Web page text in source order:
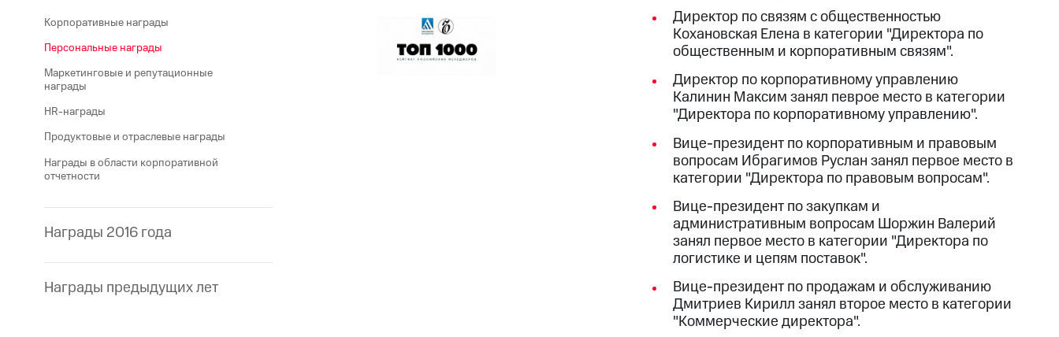
Корпоративные награды
Персональные награды
Маркетинговые и репутационные
награды
HR-награды
Продуктовые и отраслевые награды
Награды в области корпоративной
отчетности
Награды 2016 года
Награды предыдущих лет
Директор по связям с общественностью
Кохановская Елена в категории "Директора по
общественным и корпоративным связям".
Директор по корпоративному управлению
Калинин Максим занял певрое место в категории
"Директора по корпоративному управлению".
Вице-президент по корпоративным и правовым
вопросам Ибрагимов Руслан занял первое место в
категории "Директора по правовым вопросам".
Вице-президент по закупкам и
административным вопросам Шоржин Валерий
занял первое место в категории "Директора по
логистике и цепям поставок".
Вице-президент по продажам и обслуживанию
Дмитриев Кирилл занял второе место в категории
"Коммерческие директора".